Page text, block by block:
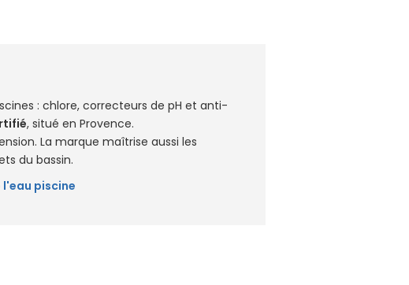
: chlore, correcteurs de pH et anti-
, situé en Provence.
La marque maîtrise aussi les
du bassin.
piscine